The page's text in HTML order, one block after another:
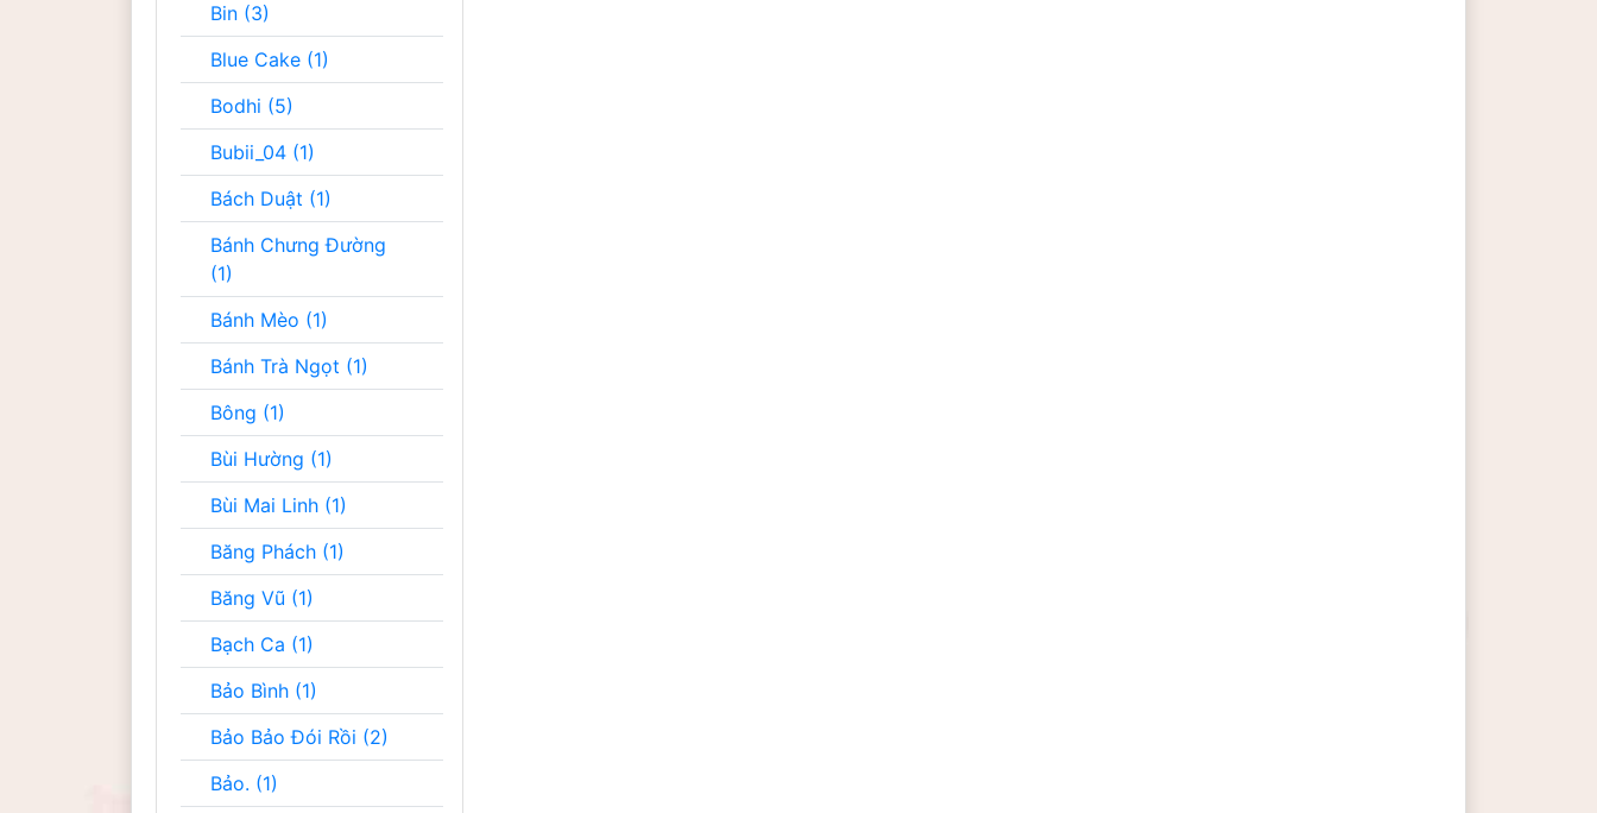
Bin (3)
Blue Cake (1)
Bodhi (5)
Bubii_04 (1)
Bách Duật (1)
Bánh Chưng Đường
(1)
Bánh Mèo (1)
Bánh Trà Ngọt (1)
Bông (1)
Bùi Hường (1)
Bùi Mai Linh (1)
Băng Phách (1)
Băng Vũ (1)
Bạch Ca (1)
Bảo Bình (1)
Bảo Bảo Đói Rồi (2)
Bảo. (1)